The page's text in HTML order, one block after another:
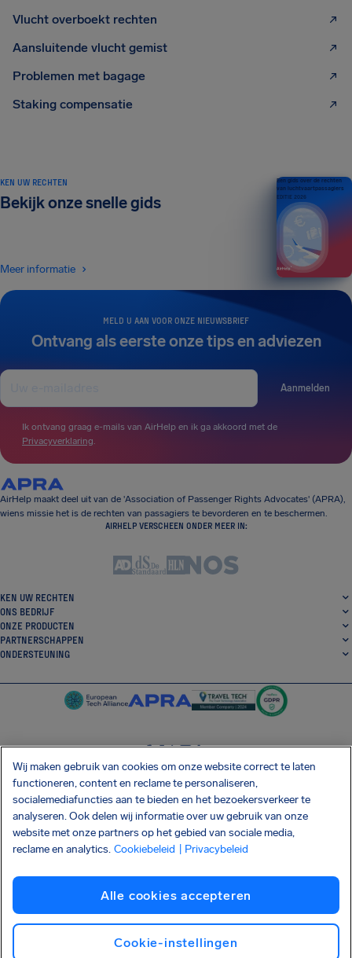
Vlucht overboekt rechten
Aansluitende vlucht gemist
Problemen met bagage
Staking compensatie
MELD U AAN VOOR ONZE NIEUWSBRIEF
Ontvang als eerste onze tips en adviezen
Aanmelden
Ik ontvang graag e-mails van AirHelp en ik ga akkoord met de
Privacyverklaring.
KEN UW RECHTEN
Bekijk onze snelle gids
Meer informatie
Een gids over de rechten
van luchtvaartpassagiers
EDITIE 2026
AirHelp maakt deel uit van de 'Association of Passenger Rights Advocates' (APRA),
wiens missie het is de rechten van passagiers te bevorderen en te beschermen.
AIRHELP VERSCHEEN ONDER MEER IN:
KEN UW RECHTEN
ONS BEDRIJF
ONZE PRODUCTEN
PARTNERSCHAPPEN
ONDERSTEUNING
SocialFacebook
SocialTwitter
SocialInstagram
SocialLinkedin
DOWNLOAD ONZE GRATIS APP
Privacybeleid Cookies
Afdrukken
Shai-Hulud supply chain-aanval
Wij maken gebruik van cookies om onze website correct te laten
functioneren, content en reclame te personaliseren,
socialemediafuncties aan te bieden en het bezoekersverkeer te
analyseren. Ook delen wij informatie over uw gebruik van onze
website met onze partners op het gebied van sociale media,
reclame en analytics. Cookiebeleid | Privacybeleid
Alle cookies accepteren
Cookie-instellingen